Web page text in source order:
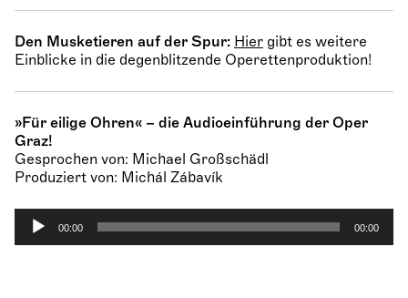
Den Musketieren auf der Spur: Hier gibt es weitere
Einblicke in die degenblitzende Operettenproduktion!
»Für eilige Ohren« – die Audioeinführung der Oper
Graz!
Gesprochen von: Michael Großschädl
Produziert von: Michál Zábavík
00:00 00:00